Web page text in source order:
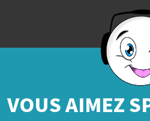
VOUS AIMEZ